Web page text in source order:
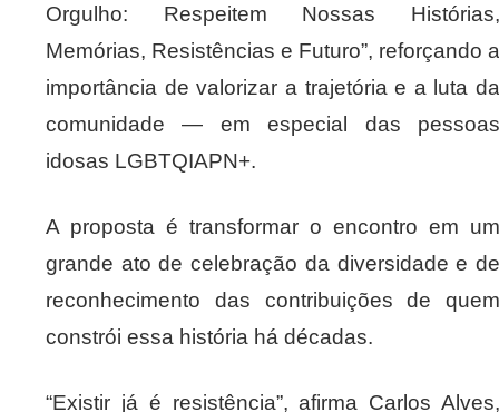
Orgulho: Respeitem Nossas Histórias,
Memórias, Resistências e Futuro”, reforçando a
importância de valorizar a trajetória e a luta da
comunidade — em especial das pessoas
idosas LGBTQIAPN+.
A proposta é transformar o encontro em um
grande ato de celebração da diversidade e de
reconhecimento das contribuições de quem
constrói essa história há décadas.
“Existir já é resistência”, afirma Carlos Alves,